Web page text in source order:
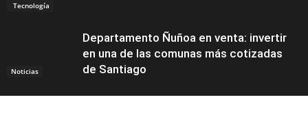
Tecnología
Noticias
Departamento Ñuñoa en venta: invertir
en una de las comunas más cotizadas
de Santiago